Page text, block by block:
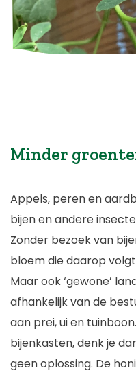
Minder
Appels, peren en
bijen en andere
Zonder bezoek van
bloem die daarop
Maar ook ‘gewone’
afhankelijk van de
aan prei, ui en
bijenkasten, denk je
geen oplossing. De